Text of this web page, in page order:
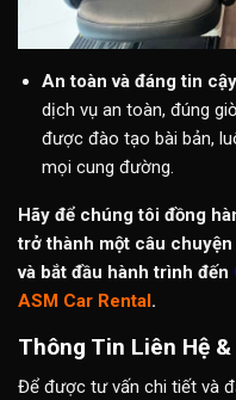
An toàn và đáng tin
dịch vụ an toàn, đúng
được đào tạo bài bản,
mọi cung đường.
Hãy để chúng tôi đồng
trở thành một câu
và bắt đầu hành trình đến
ASM Car Rental.
Thông Tin Liên Hệ
Để được tư vấn chi tiết và